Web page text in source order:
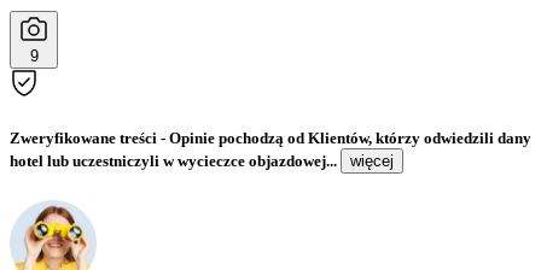
9
Zweryfikowane treści - Opinie pochodzą od Klientów, którzy odwiedzili dany
hotel lub uczestniczyli w wycieczce objazdowej...
więcej